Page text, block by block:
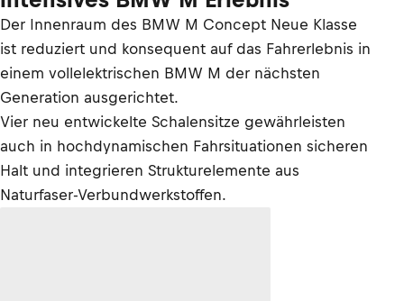
Der Innenraum des BMW M Concept Neue Klasse
ist reduziert und konsequent auf das Fahrerlebnis in
einem vollelektrischen BMW M der nächsten
Generation ausgerichtet.
Vier neu entwickelte Schalensitze gewährleisten
auch in hochdynamischen Fahrsituationen sicheren
Halt und integrieren Strukturelemente aus
Naturfaser-Verbundwerkstoffen.